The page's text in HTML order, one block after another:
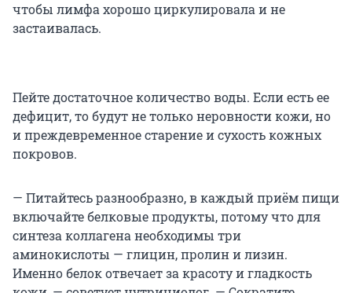
чтобы лимфа хорошо циркулировала и не
застаивалась.
Пейте достаточное количество воды. Если есть ее
дефицит, то будут не только неровности кожи, но
и преждевременное старение и сухость кожных
покровов.
— Питайтесь разнообразно, в каждый приём пищи
включайте белковые продукты, потому что для
синтеза коллагена необходимы три
аминокислоты — глицин, пролин и лизин.
Именно белок отвечает за красоту и гладкость